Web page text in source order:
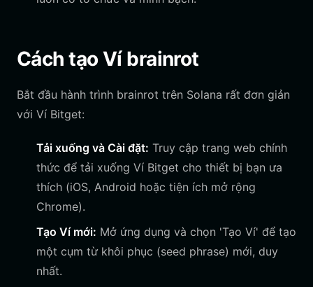
Cách tạo Ví brainrot
Bắt đầu hành trình brainrot trên Solana rất đơn giản
với Ví Bitget:
Tải xuống và Cài đặt: Truy cập trang web chính
thức để tải xuống Ví Bitget cho thiết bị bạn ưa
thích (iOS, Android hoặc tiện ích mở rộng
Chrome).
Tạo Ví mới: Mở ứng dụng và chọn 'Tạo Ví' để tạo
một cụm từ khôi phục (seed phrase) mới, duy
nhất.